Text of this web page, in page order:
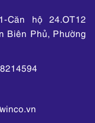
Căn hộ 24.OT12
Biên Phủ, Phường